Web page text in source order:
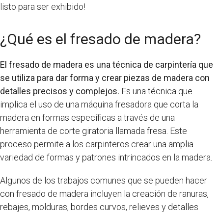
listo para ser exhibido!
¿Qué es el fresado de madera?
El fresado de madera es una técnica de carpintería que
se utiliza para dar forma y crear piezas de madera con
detalles precisos y complejos. Es una técnica que
implica el uso de una máquina fresadora que corta la
madera en formas específicas a través de una
herramienta de corte giratoria llamada fresa. Este
proceso permite a los carpinteros crear una amplia
variedad de formas y patrones intrincados en la madera.
Algunos de los trabajos comunes que se pueden hacer
con fresado de madera incluyen la creación de ranuras,
rebajes, molduras, bordes curvos, relieves y detalles